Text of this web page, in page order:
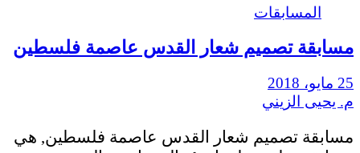
المسابقات
مسابقة تصميم شعار القدس عاصمة فلسطين
25 مايو، 2018
م. يحيى الزيني
مسابقة تصميم شعار القدس عاصمة فلسطين, هي